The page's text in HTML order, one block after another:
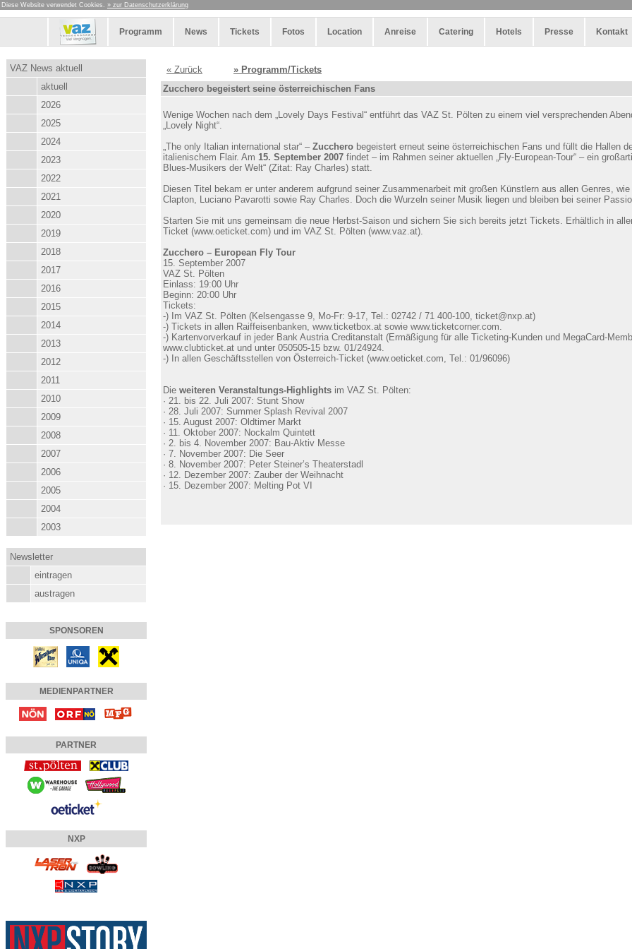
Diese Website verwendet Cookies. » zur Datenschutzerklärung
Programm News Tickets Fotos Location Anreise Catering Hotels Presse Kontakt
VAZ News aktuell
aktuell
2026
2025
2024
2023
2022
2021
2020
2019
2018
2017
2016
2015
2014
2013
2012
2011
2010
2009
2008
2007
2006
2005
2004
2003
Newsletter
eintragen
austragen
SPONSOREN
MEDIENPARTNER
PARTNER
NXP
« Zurück
» Programm/Tickets
Zucchero begeistert seine österreichischen Fans
Wenige Wochen nach dem „Lovely Days Festival“ entführt das VAZ St. Pölten zu einem viel versprechenden
„Lovely Night“.
„The only Italian international star“ – Zucchero begeistert erneut seine österreichischen Fans und füllt die Hallen
italienischem Flair. Am 15. September 2007 findet – im Rahmen seiner aktuellen „Fly-European-Tour“ – ein
Blues-Musikers der Welt“ (Zitat: Ray Charles) statt.
Diesen Titel bekam er unter anderem aufgrund seiner Zusammenarbeit mit großen Künstlern aus allen Genres,
Clapton, Luciano Pavarotti sowie Ray Charles. Doch die Wurzeln seiner Musik liegen und bleiben bei seiner
Starten Sie mit uns gemeinsam die neue Herbst-Saison und sichern Sie sich bereits jetzt Tickets. Erhältlich in
Ticket (www.oeticket.com) und im VAZ St. Pölten (www.vaz.at).
Zucchero – European Fly Tour
15. September 2007
VAZ St. Pölten
Einlass: 19:00 Uhr
Beginn: 20:00 Uhr
Tickets:
-) Im VAZ St. Pölten (Kelsengasse 9, Mo-Fr: 9-17, Tel.: 02742 / 71 400-100, ticket@nxp.at)
-) Tickets in allen Raiffeisenbanken, www.ticketbox.at sowie www.ticketcorner.com.
-) Kartenvorverkauf in jeder Bank Austria Creditanstalt (Ermäßigung für alle Ticketing-Kunden und MegaCard-
www.clubticket.at und unter 050505-15 bzw. 01/24924.
-) In allen Geschäftsstellen von Österreich-Ticket (www.oeticket.com, Tel.: 01/96096)
Die weiteren Veranstaltungs-Highlights im VAZ St. Pölten:
· 21. bis 22. Juli 2007: Stunt Show
· 28. Juli 2007: Summer Splash Revival 2007
· 15. August 2007: Oldtimer Markt
· 11. Oktober 2007: Nockalm Quintett
· 2. bis 4. November 2007: Bau-Aktiv Messe
· 7. November 2007: Die Seer
· 8. November 2007: Peter Steiner’s Theaterstadl
· 12. Dezember 2007: Zauber der Weihnacht
· 15. Dezember 2007: Melting Pot VI